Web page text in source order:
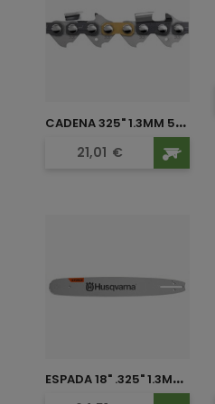
C
ADENA 325" 1.3MM 56E SP33G...
Precio
21,01 €
E
SPADA 18" .325" 1.3MM 72...